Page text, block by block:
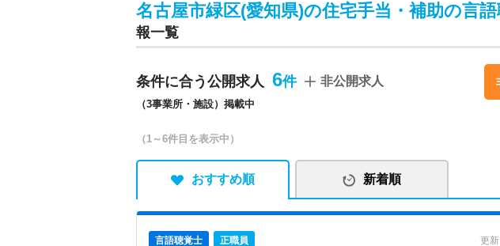
名古屋市緑区(愛知県)の住宅手当・補助の言
報一覧
条件に合う公開求人 6
（3事業所・施設）掲載中
非公開求人
（1～6件目を表示中）
おすすめ順 新着順
言語聴覚士 正職員 更